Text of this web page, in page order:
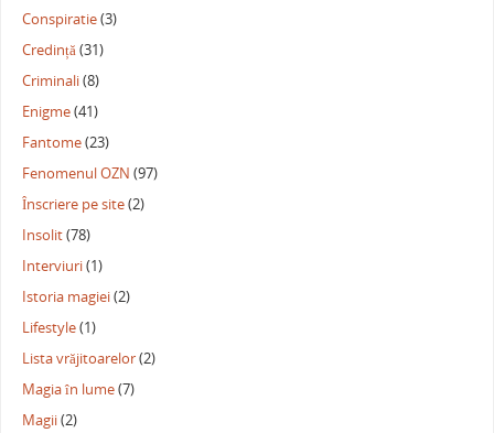
Conspiratie(3)
Credință(31)
Criminali(8)
Enigme(41)
Fantome(23)
Fenomenul OZN (97)
Înscriere pe site(2)
Insolit(78)
Interviuri(1)
Istoria magiei(2)
Lifestyle(1)
Lista vrăjitoarelor(2)
Magia în lume(7)
Magii(2)